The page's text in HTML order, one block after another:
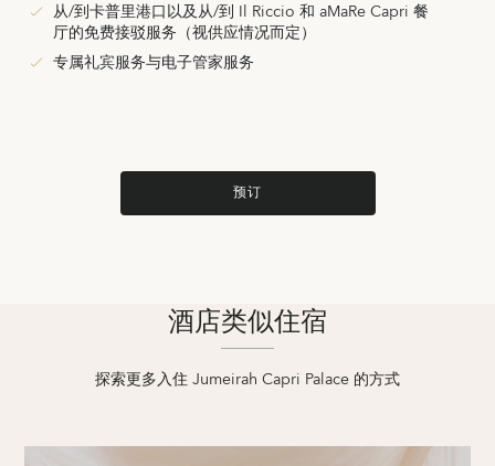
从/到卡普里港口以及从/到 Il Riccio 和 aMaRe Capri 餐
厅的免费接驳服务（视供应情况而定）
专属礼宾服务与电子管家服务
预订
酒店类似住宿
探索更多入住 Jumeirah Capri Palace 的方式